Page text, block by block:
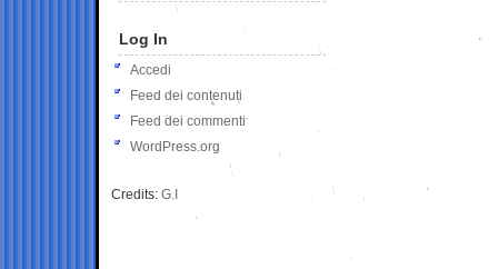
Log In
Accedi
Feed dei contenuti
Feed dei commenti
WordPress.org
Credits: G.I